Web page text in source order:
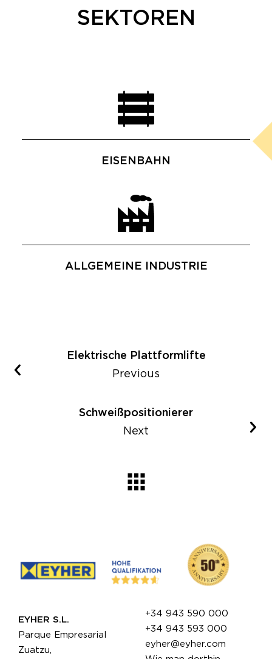
SEKTOREN
EISENBAHN
ALLGEMEINE INDUSTRIE
Elektrische Plattformlifte
Previous
Schweißpositionierer
Next
EYHER S.L.
Parque Empresarial
Zuatzu,
+34 943 590 000
+34 943 593 000
eyher@eyher.com